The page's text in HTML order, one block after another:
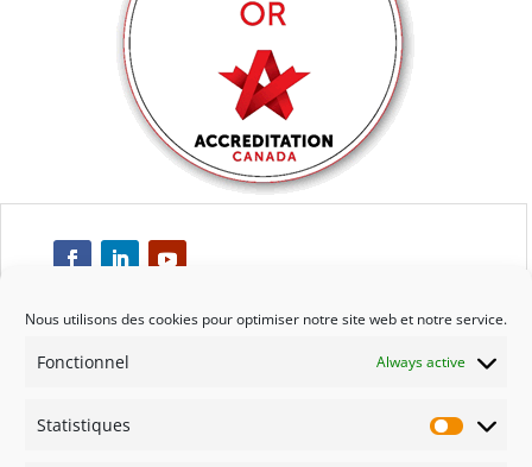
Nous utilisons des cookies pour optimiser notre site web et notre service.
Fonctionnel Always active
Statistiques
Respect
Engagement